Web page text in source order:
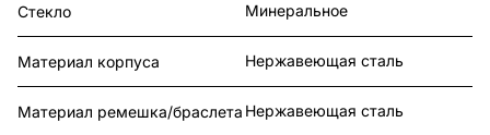
Стекло Минеральное
Материал корпуса Нержавеющая сталь
Материал ремешка/браслета Нержавеющая сталь